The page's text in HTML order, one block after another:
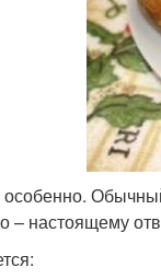
– настоящему